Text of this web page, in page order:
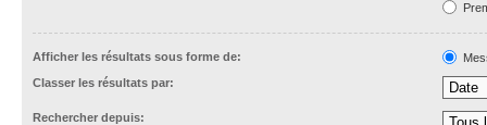
Afficher les résultats sous forme de:
Classer les résultats par:
Rechercher depuis: